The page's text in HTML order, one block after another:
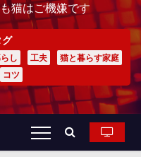
猫はご機嫌です
し 工夫
猫と暮らす家庭
コツ